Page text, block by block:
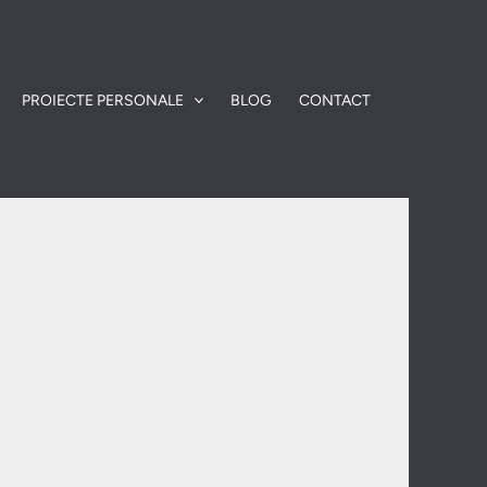
PROIECTE PERSONALE BLOG CONTACT